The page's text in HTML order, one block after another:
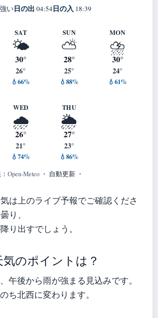
い日の出 04:54日の入 18:39
SAT
🌤️
30°
26°
💧66%
SUN
⛅
28°
25°
💧88%
MON
⛈️
30°
24°
💧61%
WED
🌧️
26°
21°
💧74%
THU
🌦️
27°
23°
💧86%
Open-Meteo ・ 自動更新 ・
は上のライブ予報でご確認くださ
り、
り出すでしょう。
のポイントは？
午後から雨が強まる見込みです。
ち北西に変わります。